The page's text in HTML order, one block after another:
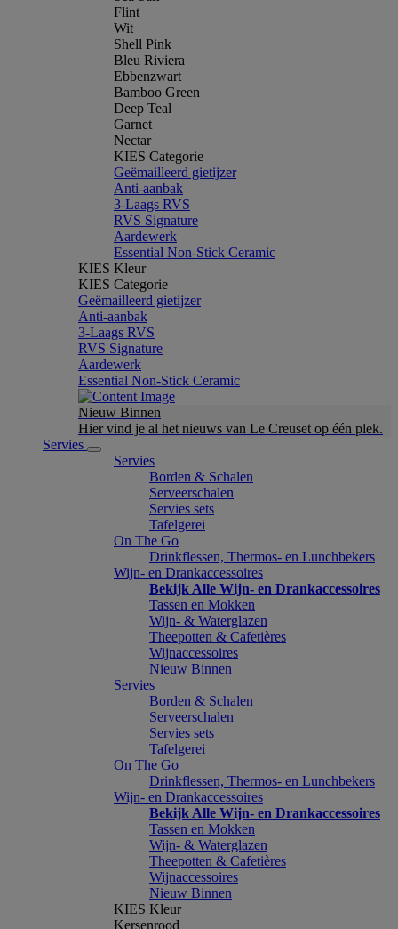
Flint
Wit
Shell Pink
Bleu Riviera
Ebbenzwart
Bamboo Green
Deep Teal
Garnet
Nectar
KIES Categorie
Geëmailleerd gietijzer
Anti-aanbak
3-Laags RVS
RVS Signature
Aardewerk
Essential Non-Stick Ceramic
KIES Kleur
KIES Categorie
Geëmailleerd gietijzer
Anti-aanbak
3-Laags RVS
RVS Signature
Aardewerk
Essential Non-Stick Ceramic
Nieuw Binnen
Hier vind je al het nieuws van Le Creuset op één plek.
Servies
Servies
Borden & Schalen
Serveerschalen
Servies sets
Tafelgerei
On The Go
Drinkflessen, Thermos- en Lunchbekers
Wijn- en Drankaccessoires
Bekijk Alle Wijn- en Drankaccessoires
Tassen en Mokken
Wijn- & Waterglazen
Theepotten & Cafetières
Wijnaccessoires
Nieuw Binnen
Servies
Borden & Schalen
Serveerschalen
Servies sets
Tafelgerei
On The Go
Drinkflessen, Thermos- en Lunchbekers
Wijn- en Drankaccessoires
Bekijk Alle Wijn- en Drankaccessoires
Tassen en Mokken
Wijn- & Waterglazen
Theepotten & Cafetières
Wijnaccessoires
Nieuw Binnen
KIES Kleur
Kersenrood